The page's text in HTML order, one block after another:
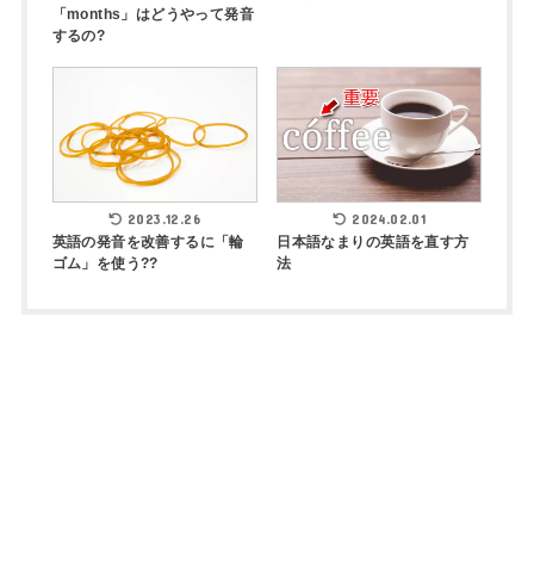
「months」はどうやって発音
するの?
2023.12.26
英語の発音を改善するに「輪
ゴム」を使う??
2024.02.01
日本語なまりの英語を直す方
法